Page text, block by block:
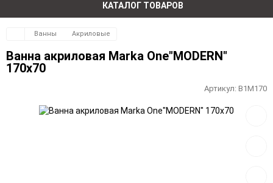
КАТАЛОГ ТОВАРОВ
Ванны Акриловые
Ванна акриловая Marka One"MODERN"
170x70
Артикул: В1М170